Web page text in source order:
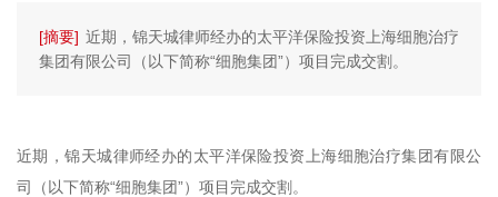
[摘要] 近期，锦天城律师经办的太平洋保险投资上海细胞治疗
集团有限公司（以下简称“细胞集团”）项目完成交割。
近期，锦天城律师经办的太平洋保险投资上海细胞治疗集团有限公
司（以下简称“细胞集团”）项目完成交割。